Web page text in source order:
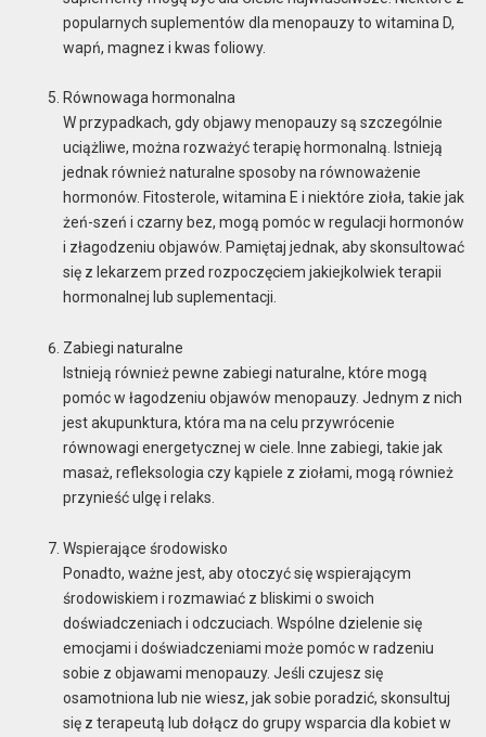
popularnych suplementów dla menopauzy to witamina D,
wapń, magnez i kwas foliowy.
Równowaga hormonalna
W przypadkach, gdy objawy menopauzy są szczególnie
uciążliwe, można rozważyć terapię hormonalną. Istnieją
jednak również naturalne sposoby na równoważenie
hormonów. Fitosterole, witamina E i niektóre zioła, takie jak
żeń-szeń i czarny bez, mogą pomóc w regulacji hormonów
i złagodzeniu objawów. Pamiętaj jednak, aby skonsultować
się z lekarzem przed rozpoczęciem jakiejkolwiek terapii
hormonalnej lub suplementacji.
Zabiegi naturalne
Istnieją również pewne zabiegi naturalne, które mogą
pomóc w łagodzeniu objawów menopauzy. Jednym z nich
jest akupunktura, która ma na celu przywrócenie
równowagi energetycznej w ciele. Inne zabiegi, takie jak
masaż, refleksologia czy kąpiele z ziołami, mogą również
przynieść ulgę i relaks.
Wspierające środowisko
Ponadto, ważne jest, aby otoczyć się wspierającym
środowiskiem i rozmawiać z bliskimi o swoich
doświadczeniach i odczuciach. Wspólne dzielenie się
emocjami i doświadczeniami może pomóc w radzeniu
sobie z objawami menopauzy. Jeśli czujesz się
osamotniona lub nie wiesz, jak sobie poradzić, skonsultuj
się z terapeutą lub dołącz do grupy wsparcia dla kobiet w